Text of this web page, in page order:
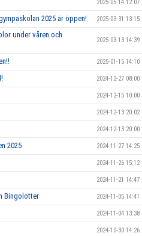
2025-05-14 12:07
2025 är öppen! 2025-03-31 13:15
under våren och
2025-03-13 14:39
2025-01-15 14:10
2024-12-27 08:00
2024-12-15 10:00
2024-12-13 20:02
2024-12-13 20:00
2025 2024-11-27 14:25
2024-11-26 15:12
2024-11-21 14:47
Bingolotter 2024-11-05 14:41
2024-11-04 13:38
2024-10-30 14:26